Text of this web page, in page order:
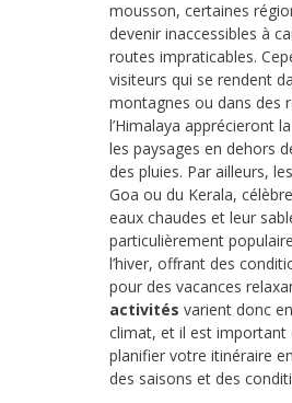
mousson, certaines
devenir inaccessibles à
routes impraticables.
visiteurs qui se rendent
montagnes ou dans des
l’Himalaya apprécieront
les paysages en dehors
des pluies. Par ailleurs,
Goa ou du Kerala,
eaux chaudes et leur
particulièrement
l’hiver, offrant des
pour des vacances
activités varient donc
climat, et il est important
planifier votre itinéraire
des saisons et des